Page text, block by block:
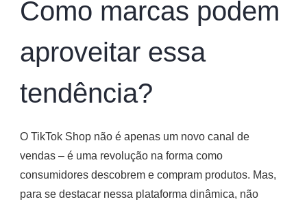
Como marcas podem
aproveitar essa
tendência?
O TikTok Shop não é apenas um novo canal de
vendas – é uma revolução na forma como
consumidores descobrem e compram produtos. Mas,
para se destacar nessa plataforma dinâmica, não